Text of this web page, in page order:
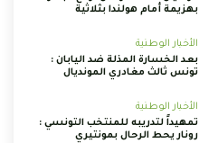
بهزيمة أمام هولندا بثلاثية
الأخبار الوطنية
بعد الخسارة المذلة ضد اليابان :
تونس ثالث مغادري المونديال
الأخبار الوطنية
تمهيداً لتدريبه للمنتخب التونسي :
رونار يحط الرحال بمونتيري